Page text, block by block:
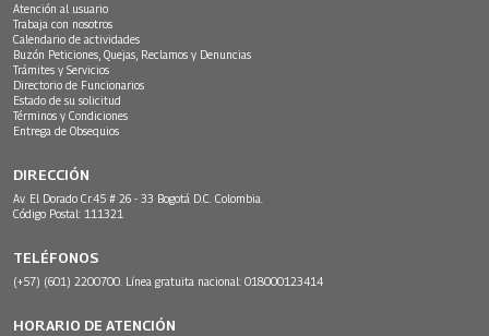
Atención al usuario
Trabaja con nosotros
Calendario de actividades
Buzón Peticiones, Quejas, Reclamos y Denuncias
Trámites y Servicios
Directorio de Funcionarios
Estado de su solicitud
Términos y Condiciones
Entrega de Obsequios
DIRECCIÓN
Av. El Dorado Cr.45 # 26 - 33 Bogotá D.C. Colombia.
Código Postal: 111321
TELÉFONOS
(+57) (601) 2200700. Línea gratuita nacional: 018000123414
HORARIO DE ATENCIÓN